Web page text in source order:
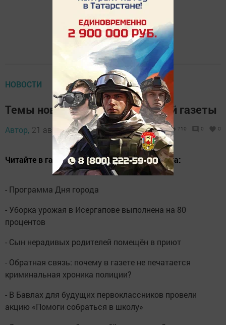
НОВОСТИ
Темы нового номера Бавлинской газеты
Автор, 21 августа 2013 - 13:20 710 0 0
Читайте в газете «Слава труду» от 21 августа:
- Программа Дня города
- Уборка урожая в Исергапове выполнена на 80
процентов
- Сын нерадивых родителей помещён в приют
- Обратная связь: почему в газете не печатается
криминальная хроника полиции?
- В Бавлах для будущих первоклассников провели
акцию «Помоги собраться в школу»